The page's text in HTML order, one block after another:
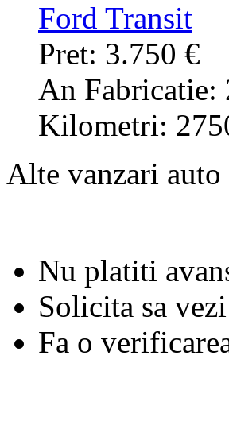
Ford Transit
Pret: 3.750 €
An Fabricatie:
Kilometri:
Alte vanzari auto
Nu platiti
Solicita sa
Fa o